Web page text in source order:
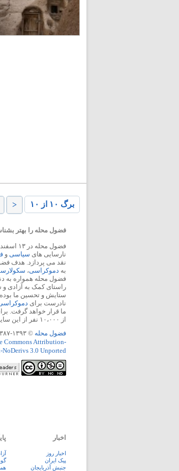
برگ ۱۰ از ۱۰ <
فضول محله را بهتر
نارسایی های سیاسی و
نقد می پردازد. هدف
به دموکراسی،
فضول محله همواره به
راستای کمک به آزادی
ستایش و تحسین ما
نادرست برای
ما قرار خواهد گرفت.
از ۱۰،۰۰۰ نفر از این سایت دیدن می کنند.
فضول محله © ۱۳۹۳-۱۳۸۷ -
Commons Attribution-
NoDerivs 3.0 Unported
اخبار
اخبار روز
پيک ايران
جنبش آذربایجان